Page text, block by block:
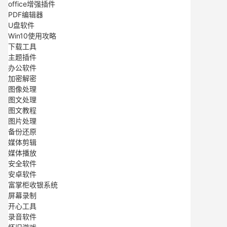
office增强插件
PDF编辑器
U盘软件
Win10使用攻略
下载工具
主题插件
办公软件
加密解密
图像处理
图文处理
图文教程
图片处理
备份还原
媒体剪辑
媒体播放
安全软件
安卓软件
富掌柜收银系统
屏幕录制
开心工具
录音软件